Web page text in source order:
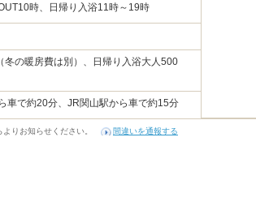
時、日帰り入浴11時～19時
冬の暖房費は別）、日帰り入浴大人500
車で約20分、JR関山駅から車で約15分
りお知らせください。 間違いを通報する